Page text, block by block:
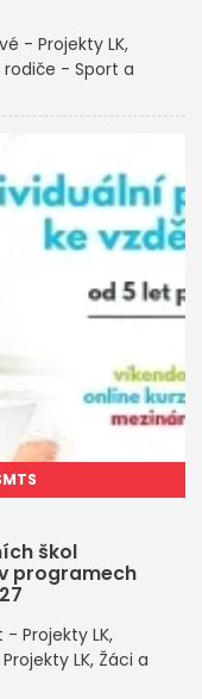
- Projekty LK
rodiče - Sport a
škol
programech
Projekty LK
LK Žáci a